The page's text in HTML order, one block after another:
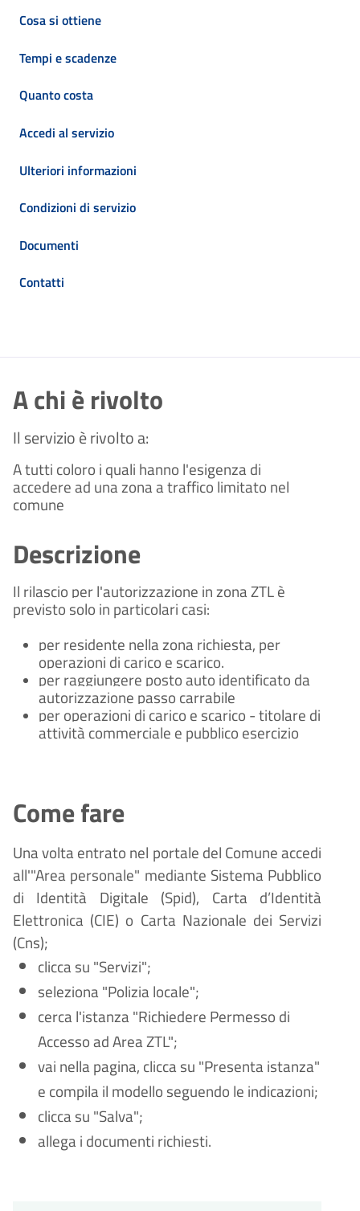
Cosa si ottiene
Tempi e scadenze
Quanto costa
Accedi al servizio
Ulteriori informazioni
Condizioni di servizio
Documenti
Contatti
A chi è rivolto
Il servizio è rivolto a:
A tutti coloro i quali hanno l'esigenza di
accedere ad una zona a traffico limitato nel
comune
Descrizione
Il rilascio per l'autorizzazione in zona ZTL è
previsto solo in particolari casi:
per residente nella zona richiesta, per
operazioni di carico e scarico.
per raggiungere posto auto identificato da
autorizzazione passo carrabile
per operazioni di carico e scarico - titolare di
attività commerciale e pubblico esercizio
Come fare
Una volta entrato nel portale del Comune accedi
all'"Area personale" mediante Sistema Pubblico
di Identità Digitale (Spid), Carta d’Identità
Elettronica (CIE) o Carta Nazionale dei Servizi
(Cns);
clicca su "Servizi";
seleziona "Polizia locale";
cerca l'istanza "Richiedere Permesso di
Accesso ad Area ZTL";
vai nella pagina, clicca su "Presenta istanza"
e compila il modello seguendo le indicazioni;
clicca su "Salva";
allega i documenti richiesti.